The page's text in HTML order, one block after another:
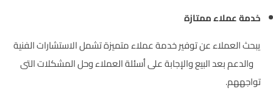
خدمة عملاء ممتازة
يبحث العملاء عن توفير خدمة عملاء متميزة تشمل الاستشارات الفنية
والدعم بعد البيع والإجابة على أسئلة العملاء وحل المشكلات التى
تواجههم.